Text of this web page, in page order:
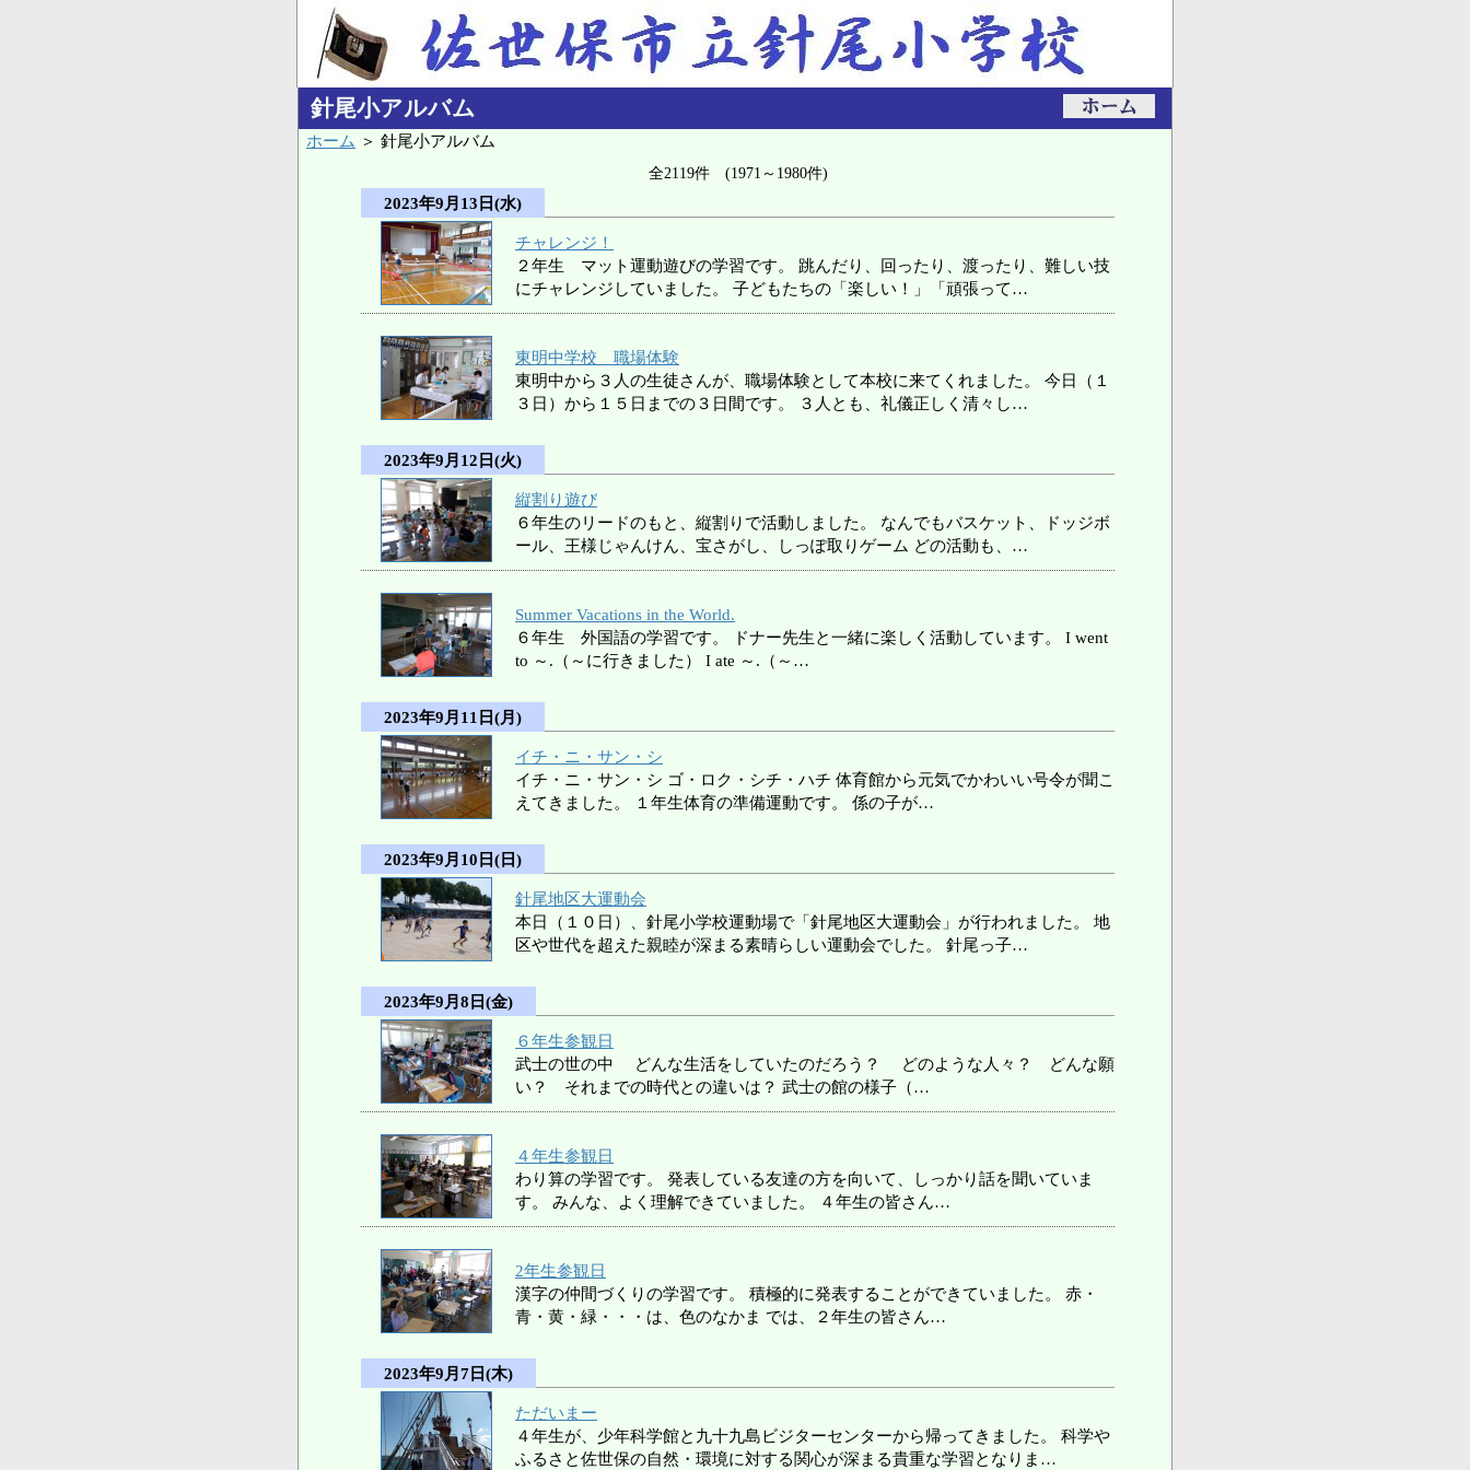
針尾小アルバム
ホーム ＞ 針尾小アルバム
全2119件 (1971～1980件)
2023年9月13日(水)
チャレンジ！
２年生 マット運動遊びの学習です。 跳んだり、回ったり、渡ったり、難しい技
にチャレンジしていました。 子どもたちの「楽しい！」「頑張って…
東明中学校 職場体験
東明中から３人の生徒さんが、職場体験として本校に来てくれました。 今日（１
３日）から１５日までの３日間です。 ３人とも、礼儀正しく清々し…
2023年9月12日(火)
縦割り遊び
６年生のリードのもと、縦割りで活動しました。 なんでもバスケット、ドッジボ
ール、王様じゃんけん、宝さがし、しっぽ取りゲーム どの活動も、…
Summer Vacations in the World.
６年生 外国語の学習です。 ドナー先生と一緒に楽しく活動しています。 I went
to ～.（～に行きました） I ate ～.（～…
2023年9月11日(月)
イチ・ニ・サン・シ
イチ・ニ・サン・シ ゴ・ロク・シチ・ハチ 体育館から元気でかわいい号令が聞こ
えてきました。 １年生体育の準備運動です。 係の子が…
2023年9月10日(日)
針尾地区大運動会
本日（１０日）、針尾小学校運動場で「針尾地区大運動会」が行われました。 地
区や世代を超えた親睦が深まる素晴らしい運動会でした。 針尾っ子…
2023年9月8日(金)
６年生参観日
武士の世の中 どんな生活をしていたのだろう？ どのような人々？ どんな願
い？ それまでの時代との違いは？ 武士の館の様子（…
４年生参観日
わり算の学習です。 発表している友達の方を向いて、しっかり話を聞いていま
す。 みんな、よく理解できていました。 ４年生の皆さん…
2年生参観日
漢字の仲間づくりの学習です。 積極的に発表することができていました。 赤・
青・黄・緑・・・は、色のなかま では、２年生の皆さん…
2023年9月7日(木)
ただいまー
４年生が、少年科学館と九十九島ビジターセンターから帰ってきました。 科学や
ふるさと佐世保の自然・環境に対する関心が深まる貴重な学習となりま…